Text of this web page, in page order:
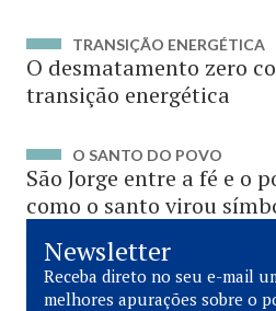
TRANSIÇÃO ENERGÉTICA
O desmatamento zero
transição energética
O SANTO DO POVO
São Jorge entre a fé e o
como o santo virou
Newsletter
Receba direto no seu e-mail
melhores apurações sobre o